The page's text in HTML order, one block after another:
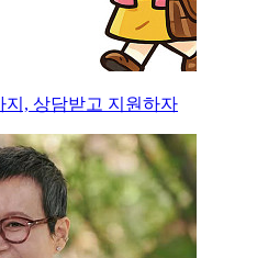
, 상담받고 지원하자